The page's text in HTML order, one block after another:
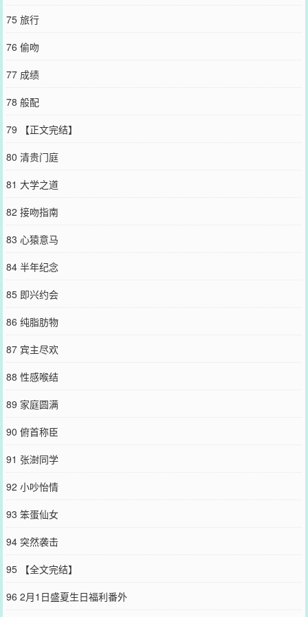
75 旅行
76 偷吻
77 成绩
78 般配
79 【正文完结】
80 清贵门庭
81 大学之道
82 接吻指南
83 心猿意马
84 半年纪念
85 即兴约会
86 纯脂肪物
87 宾主尽欢
88 性感喉结
89 家庭圆满
90 俯首称臣
91 张澍同学
92 小吵怡情
93 笨蛋仙女
94 突然袭击
95 【全文完结】
96 2月1日盛夏生日福利番外